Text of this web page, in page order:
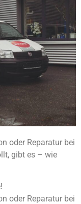
oder Reparatur bei
gibt es – wie
oder Reparatur bei